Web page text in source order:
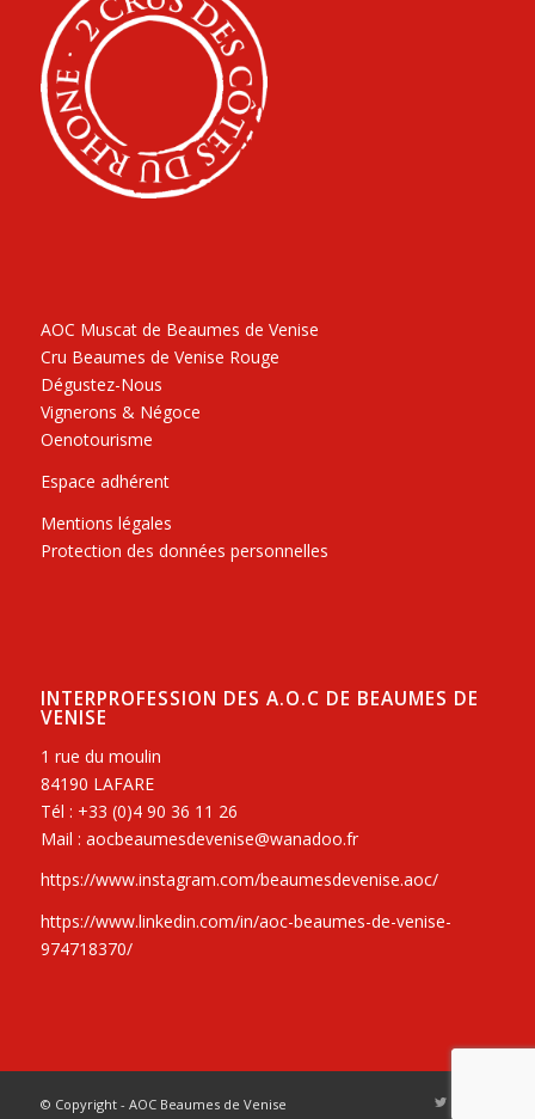
AOC Muscat de Beaumes de Venise
Cru Beaumes de Venise Rouge
Dégustez-Nous
Vignerons & Négoce
Oenotourisme
Espace adhérent
Mentions légales
Protection des données personnelles
INTERPROFESSION DES A.O.C DE BEAUMES DE
VENISE
1 rue du moulin
84190 LAFARE
Tél : +33 (0)4 90 36 11 26
Mail : aocbeaumesdevenise@wanadoo.fr
https://www.instagram.com/beaumesdevenise.aoc/
https://www.linkedin.com/in/aoc-beaumes-de-venise-
974718370/
© Copyright - AOC Beaumes de Venise